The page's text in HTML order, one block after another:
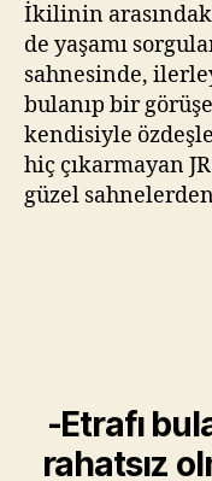
İkilinin
de yaşamı
sahnesinde,
bulanıp bir
kendisiyle
hiç çıkarmayan
güzel
-Etrafı
rahatsız